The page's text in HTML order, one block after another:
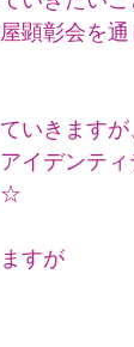
顕彰会を
いきますが
イデンテ
☆
すが